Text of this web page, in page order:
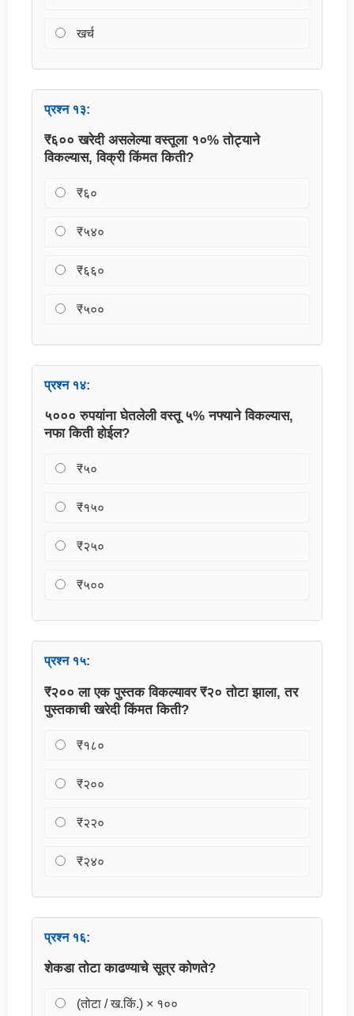
खर्च
प्रश्न १३:
₹६०० खरेदी असलेल्या वस्तूला १०% तोट्याने
विकल्यास, विक्री किंमत किती?
₹६०
₹५४०
₹६६०
₹५००
प्रश्न १४:
५००० रुपयांना घेतलेली वस्तू ५% नफ्याने विकल्यास,
नफा किती होईल?
₹५०
₹१५०
₹२५०
₹५००
प्रश्न १५:
₹२०० ला एक पुस्तक विकल्यावर ₹२० तोटा झाला, तर
पुस्तकाची खरेदी किंमत किती?
₹१८०
₹२००
₹२२०
₹२४०
प्रश्न १६:
शेकडा तोटा काढण्याचे सूत्र कोणते?
(तोटा / ख.किं.) × १००